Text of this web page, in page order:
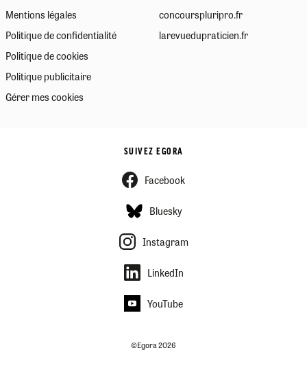
Mentions légales
Politique de confidentialité
Politique de cookies
Politique publicitaire
Gérer mes cookies
concourspluripro.fr
larevuedupraticien.fr
SUIVEZ EGORA
Facebook
Bluesky
Instagram
LinkedIn
YouTube
©Egora 2026